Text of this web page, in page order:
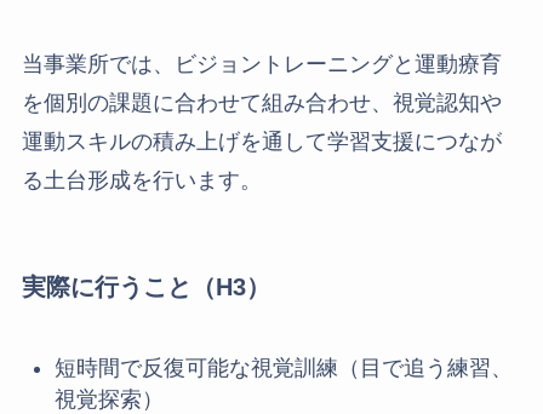
当事業所では、ビジョントレーニングと運動療育
を個別の課題に合わせて組み合わせ、視覚認知や
運動スキルの積み上げを通して学習支援につなが
る土台形成を行います。
実際に行うこと（H3）
短時間で反復可能な視覚訓練（目で追う練習、
視覚探索）